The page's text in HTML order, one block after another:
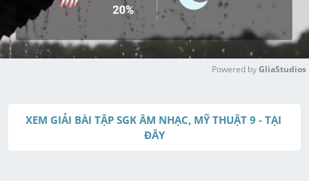
t
Powered by GliaStudios
XEM GIẢI BÀI TẬP SGK ÂM NHẠC, MỸ THUẬT 9 - TẠI
ĐÂY